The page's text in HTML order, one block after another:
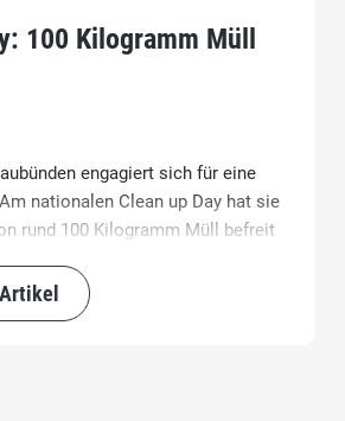
100 Kilogramm Müll
engagiert sich für eine
nationalen Clean up Day hat sie
rund 100 Kilogramm Müll befreit